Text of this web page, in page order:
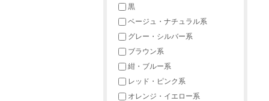
黒
ベージュ・ナチュラル系
グレー・シルバー系
ブラウン系
紺・ブルー系
レッド・ピンク系
オレンジ・イエロー系